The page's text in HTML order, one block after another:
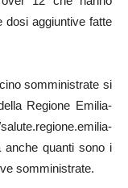
dosi aggiuntive fatte
somministrate si
Regione Emilia-
anche quanti sono i
somministrate.